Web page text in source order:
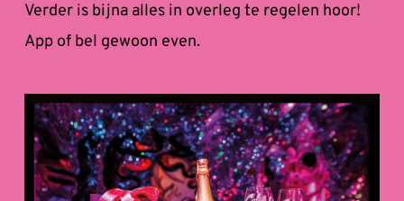
Verder is bijna alles in overleg te regelen hoor!
App of bel gewoon even.